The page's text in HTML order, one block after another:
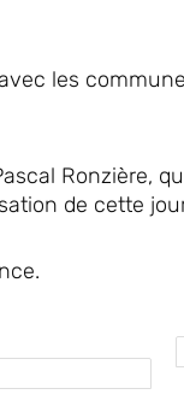
les
Ronzière,
de cette